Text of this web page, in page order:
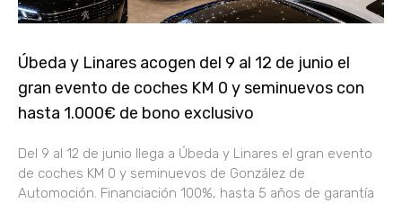
Úbeda y Linares acogen del 9 al 12 de junio el
gran evento de coches KM 0 y seminuevos con
hasta 1.000€ de bono exclusivo
Del 9 al 12 de junio llega a Úbeda y Linares el gran evento
de coches KM 0 y seminuevos de González de
Automoción. Financiación 100%, hasta 5 años de garantía